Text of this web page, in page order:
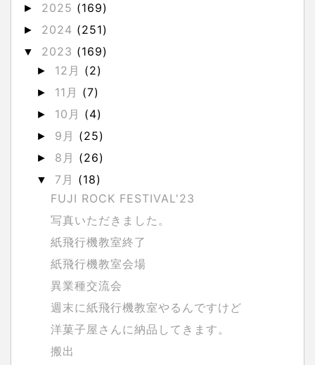
► 2025 (169)
► 2024 (251)
▼ 2023 (169)
► 12月 (2)
► 11月 (7)
► 10月 (4)
► 9月 (25)
► 8月 (26)
▼ 7月 (18)
FUJI ROCK FESTIVAL'23
写真いただきました。
紙飛行機教室終了
紙飛行機教室会場
異業種交流会
週末に紙飛行機教室やるんですけど
洋菓子屋さんに納品してきます。
搬出